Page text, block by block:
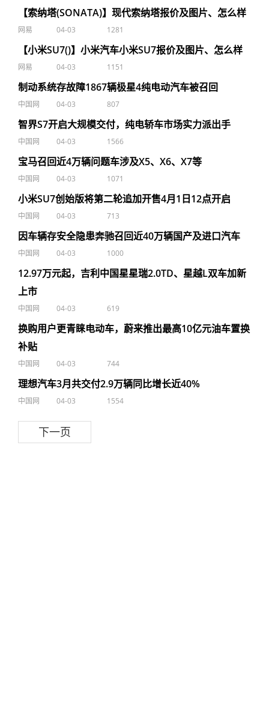
【索纳塔(SONATA)】现代索纳塔报价及图片、怎么样
网易 04-03 1281
【小米SU7()】小米汽车小米SU7报价及图片、怎么样
网易 04-03 1151
制动系统存故障1867辆极星4纯电动汽车被召回
中国网 04-03 807
智界S7开启大规模交付，纯电轿车市场实力派出手
中国网 04-03 1566
宝马召回近4万辆问题车涉及X5、X6、X7等
中国网 04-03 1071
小米SU7创始版将第二轮追加开售4月1日12点开启
中国网 04-03 713
因车辆存安全隐患奔驰召回近40万辆国产及进口汽车
中国网 04-03 1000
12.97万元起，吉利中国星星瑞2.0TD、星越L双车加新
上市
中国网 04-03 619
换购用户更青睐电动车，蔚来推出最高10亿元油车置换
补贴
中国网 04-03 744
理想汽车3月共交付2.9万辆同比增长近40%
中国网 04-03 1554
下一页